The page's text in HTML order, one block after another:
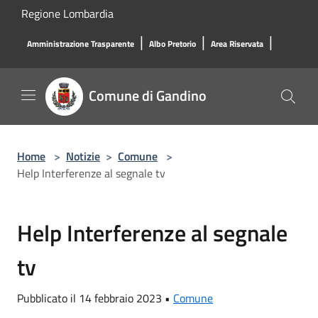
Salta al contenuto principale
Regione Lombardia
Amministrazione Trasparente | Albo Pretorio | Area Riservata |
Comune di Gandino
Home > Notizie > Comune >
Help Interferenze al segnale tv
Help Interferenze al segnale
tv
Pubblicato il 14 febbraio 2023 • Comune